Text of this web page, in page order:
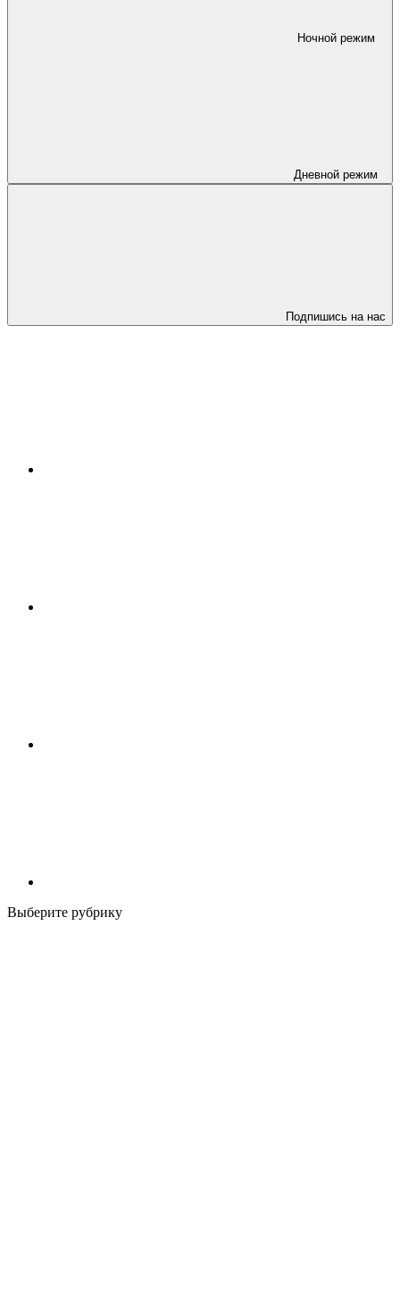
Ночной режим
Дневной режим
Подпишись на нас
Выберите рубрику